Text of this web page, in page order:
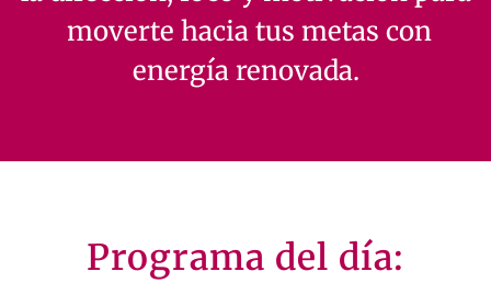
moverte hacia tus metas con
energía renovada.
Programa del día: